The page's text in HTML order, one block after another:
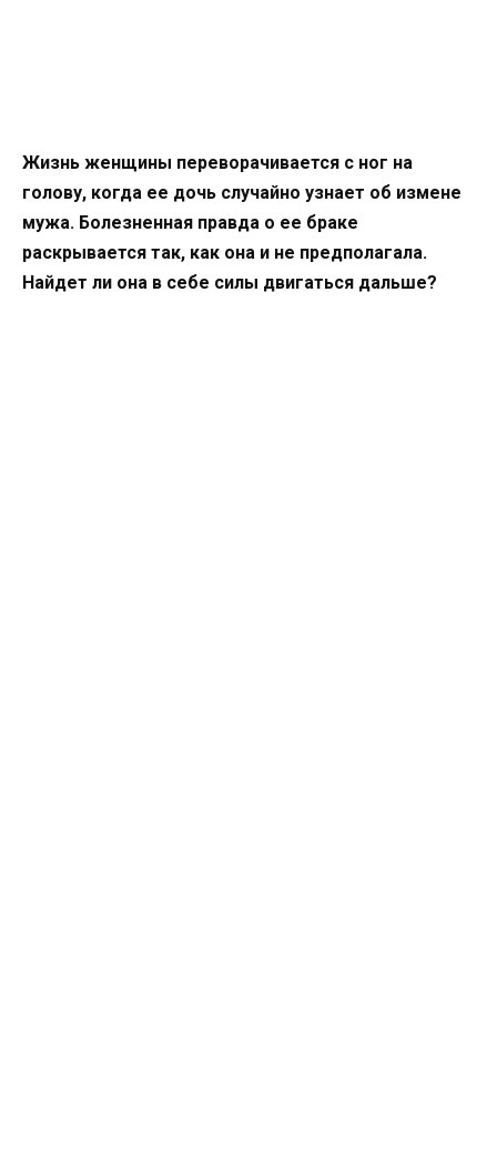
Жизнь женщины переворачивается с ног на
голову, когда ее дочь случайно узнает об измене
мужа. Болезненная правда о ее браке
раскрывается так, как она и не предполагала.
Найдет ли она в себе силы двигаться дальше?